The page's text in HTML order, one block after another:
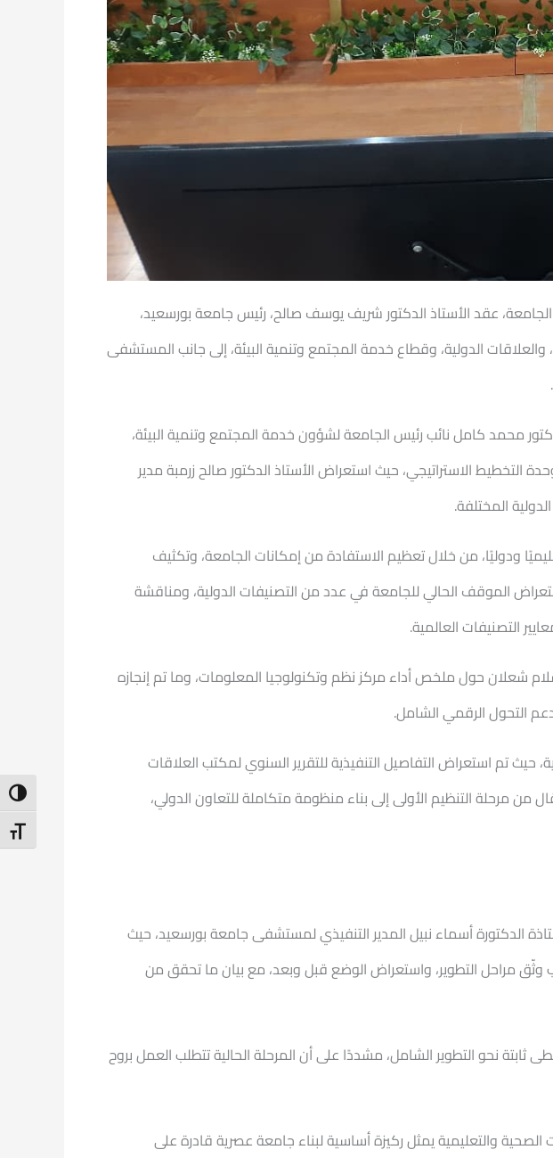
عقد الأستاذ الدكتور شريف يوسف صالح، رئيس جامعة بورسعيد،
الدولية، وقطاع خدمة المجتمع وتنمية البيئة، إلى جانب المستشفى
محمد كامل نائب رئيس الجامعة لشؤون خدمة المجتمع وتنمية البيئة،
التخطيط الاستراتيجي، حيث استعراض الأستاذ الدكتور صالح زرمبة مدير
المختلفة.
ودوليًا، من خلال تعظيم الاستفادة من إمكانات الجامعة، وتكثيف
الموقف الحالي للجامعة في عدد من التصنيفات الدولية، ومناقشة
التصنيفات العالمية.
شعلان حول ملخص أداء مركز نظم وتكنولوجيا المعلومات، وما تم إنجازه
التحول الرقمي الشامل.
تم استعراض التفاصيل التنفيذية للتقرير السنوي لمكتب العلاقات
مؤسسيًا ملحوظًا، تمثل في الانتقال من مرحلة التنظيم الأولى إلى بناء منظومة متكاملة للتعاون الدولي،
الدكتورة أسماء نبيل المدير التنفيذي لمستشفى جامعة بورسعيد، حيث
مراحل التطوير، واستعراض الوضع قبل وبعد، مع بيان ما تحقق من
نحو التطوير الشامل، مشددًا على أن المرحلة الحالية تتطلب العمل بروح
الصحية والتعليمية يمثل ركيزة أساسية لبناء جامعة عصرية قادرة على